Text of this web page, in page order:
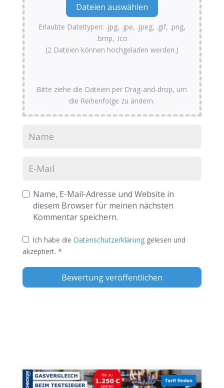
Erlaubte Dateitypen: .jpg, .jpe, .jpeg, .gif, .png,
.bmp, .ico
(2 Dateien können hochgeladen werden.)
Bitte ziehe die Dateien per Drag-and-drop, um
die Reihenfolge zu ändern.
Name, E-Mail-Adresse und Website in
diesem Browser für meinen nächsten
Kommentar speichern.
Ich habe die Datenschutzerklärung gelesen und
akzeptiert. *